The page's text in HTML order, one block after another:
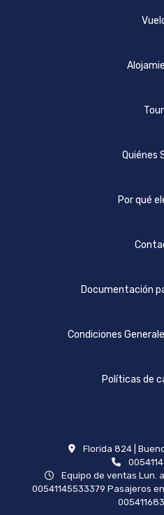
Quiénes
Por qué
Documentación
Condiciones
Políticas de
Florida 824 |
Equipo de ventas Lun.
00541145533379 Pasajeros